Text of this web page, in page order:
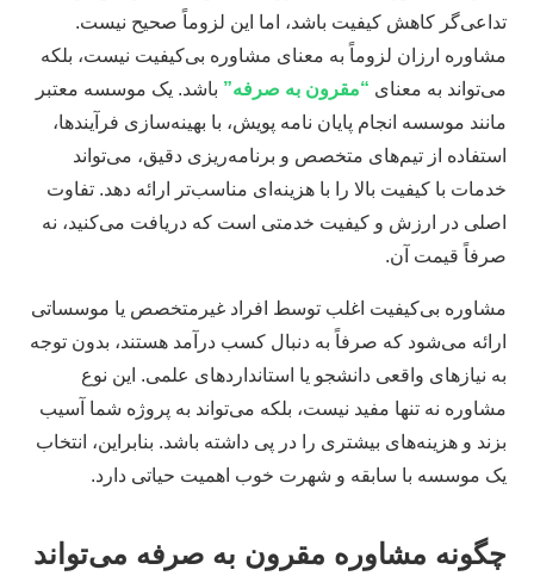
تداعی‌گر کاهش کیفیت باشد، اما این لزوماً صحیح نیست.
مشاوره ارزان لزوماً به معنای مشاوره بی‌کیفیت نیست، بلکه
می‌تواند به معنای “مقرون به صرفه” باشد. یک موسسه معتبر
مانند موسسه انجام پایان نامه پویش، با بهینه‌سازی فرآیندها،
استفاده از تیم‌های متخصص و برنامه‌ریزی دقیق، می‌تواند
خدمات با کیفیت بالا را با هزینه‌ای مناسب‌تر ارائه دهد. تفاوت
اصلی در ارزش و کیفیت خدمتی است که دریافت می‌کنید، نه
صرفاً قیمت آن.
مشاوره بی‌کیفیت اغلب توسط افراد غیرمتخصص یا موسساتی
ارائه می‌شود که صرفاً به دنبال کسب درآمد هستند، بدون توجه
به نیازهای واقعی دانشجو یا استانداردهای علمی. این نوع
مشاوره نه تنها مفید نیست، بلکه می‌تواند به پروژه شما آسیب
بزند و هزینه‌های بیشتری را در پی داشته باشد. بنابراین، انتخاب
یک موسسه با سابقه و شهرت خوب اهمیت حیاتی دارد.
چگونه مشاوره مقرون به صرفه می‌تواند